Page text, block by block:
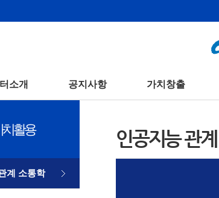
소개 공지사항 가치창출
치활용
계 소통학
인공지능 관